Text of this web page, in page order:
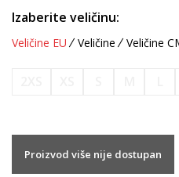
Izaberite veličinu:
Veličine EU Veličine Veličine
Proizvod više nije dostupan